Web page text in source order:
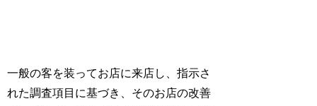
一般の客を装ってお店に来店し、指示さ
れた調査項目に基づき、そのお店の改善